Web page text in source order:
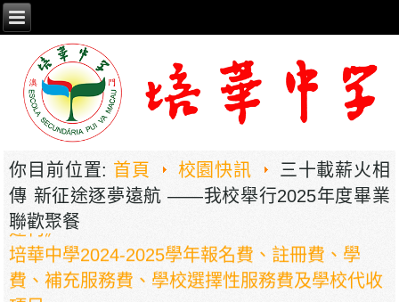
你目前位置: 首頁 校園快訊
三十載薪火相
傳 新征途逐夢遠航 ——我校舉行2025年度畢業
聯歡聚餐
2026年职业教育国家教学成果奖申报——《普职
相融，技教生香——澳门三融六通九评教育模式
建构》
培華中學2024-2025學年報名費、註冊費、學
費、補充服務費、學校選擇性服務費及學校代收
項目